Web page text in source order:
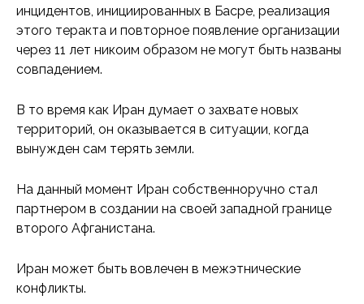
инцидентов, инициированных в Басре, реализация
этого теракта и повторное появление организации
через 11 лет никоим образом не могут быть названы
совпадением.
В то время как Иран думает о захвате новых
территорий, он оказывается в ситуации, когда
вынужден сам терять земли.
На данный момент Иран собственноручно стал
партнером в создании на своей западной границе
второго Афганистана.
Иран может быть вовлечен в межэтнические
конфликты.